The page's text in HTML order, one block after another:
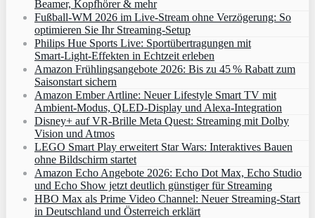
Beamer, Kopfhörer & mehr
Fußball-WM 2026 im Live-Stream ohne Verzögerung: So
optimieren Sie Ihr Streaming-Setup
Philips Hue Sports Live: Sportübertragungen mit
Smart‑Light‑Effekten in Echtzeit erleben
Amazon Frühlingsangebote 2026: Bis zu 45 % Rabatt zum
Saisonstart sichern
Amazon Ember Artline: Neuer Lifestyle Smart TV mit
Ambient‑Modus, QLED‑Display und Alexa‑Integration
Disney+ auf VR-Brille Meta Quest: Streaming mit Dolby
Vision und Atmos
LEGO Smart Play erweitert Star Wars: Interaktives Bauen
ohne Bildschirm startet
Amazon Echo Angebote 2026: Echo Dot Max, Echo Studio
und Echo Show jetzt deutlich günstiger für Streaming
HBO Max als Prime Video Channel: Neuer Streaming‑Start
in Deutschland und Österreich erklärt